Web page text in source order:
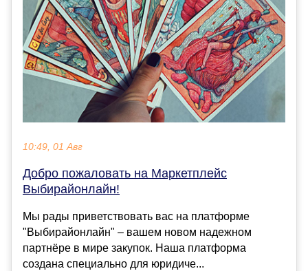
10:49, 01 Авг
Добро пожаловать на Маркетплейс
Выбирайонлайн!
Мы рады приветствовать вас на платформе
"Выбирайонлайн" – вашем новом надежном
партнёре в мире закупок. Наша платформа
создана специально для юридиче...